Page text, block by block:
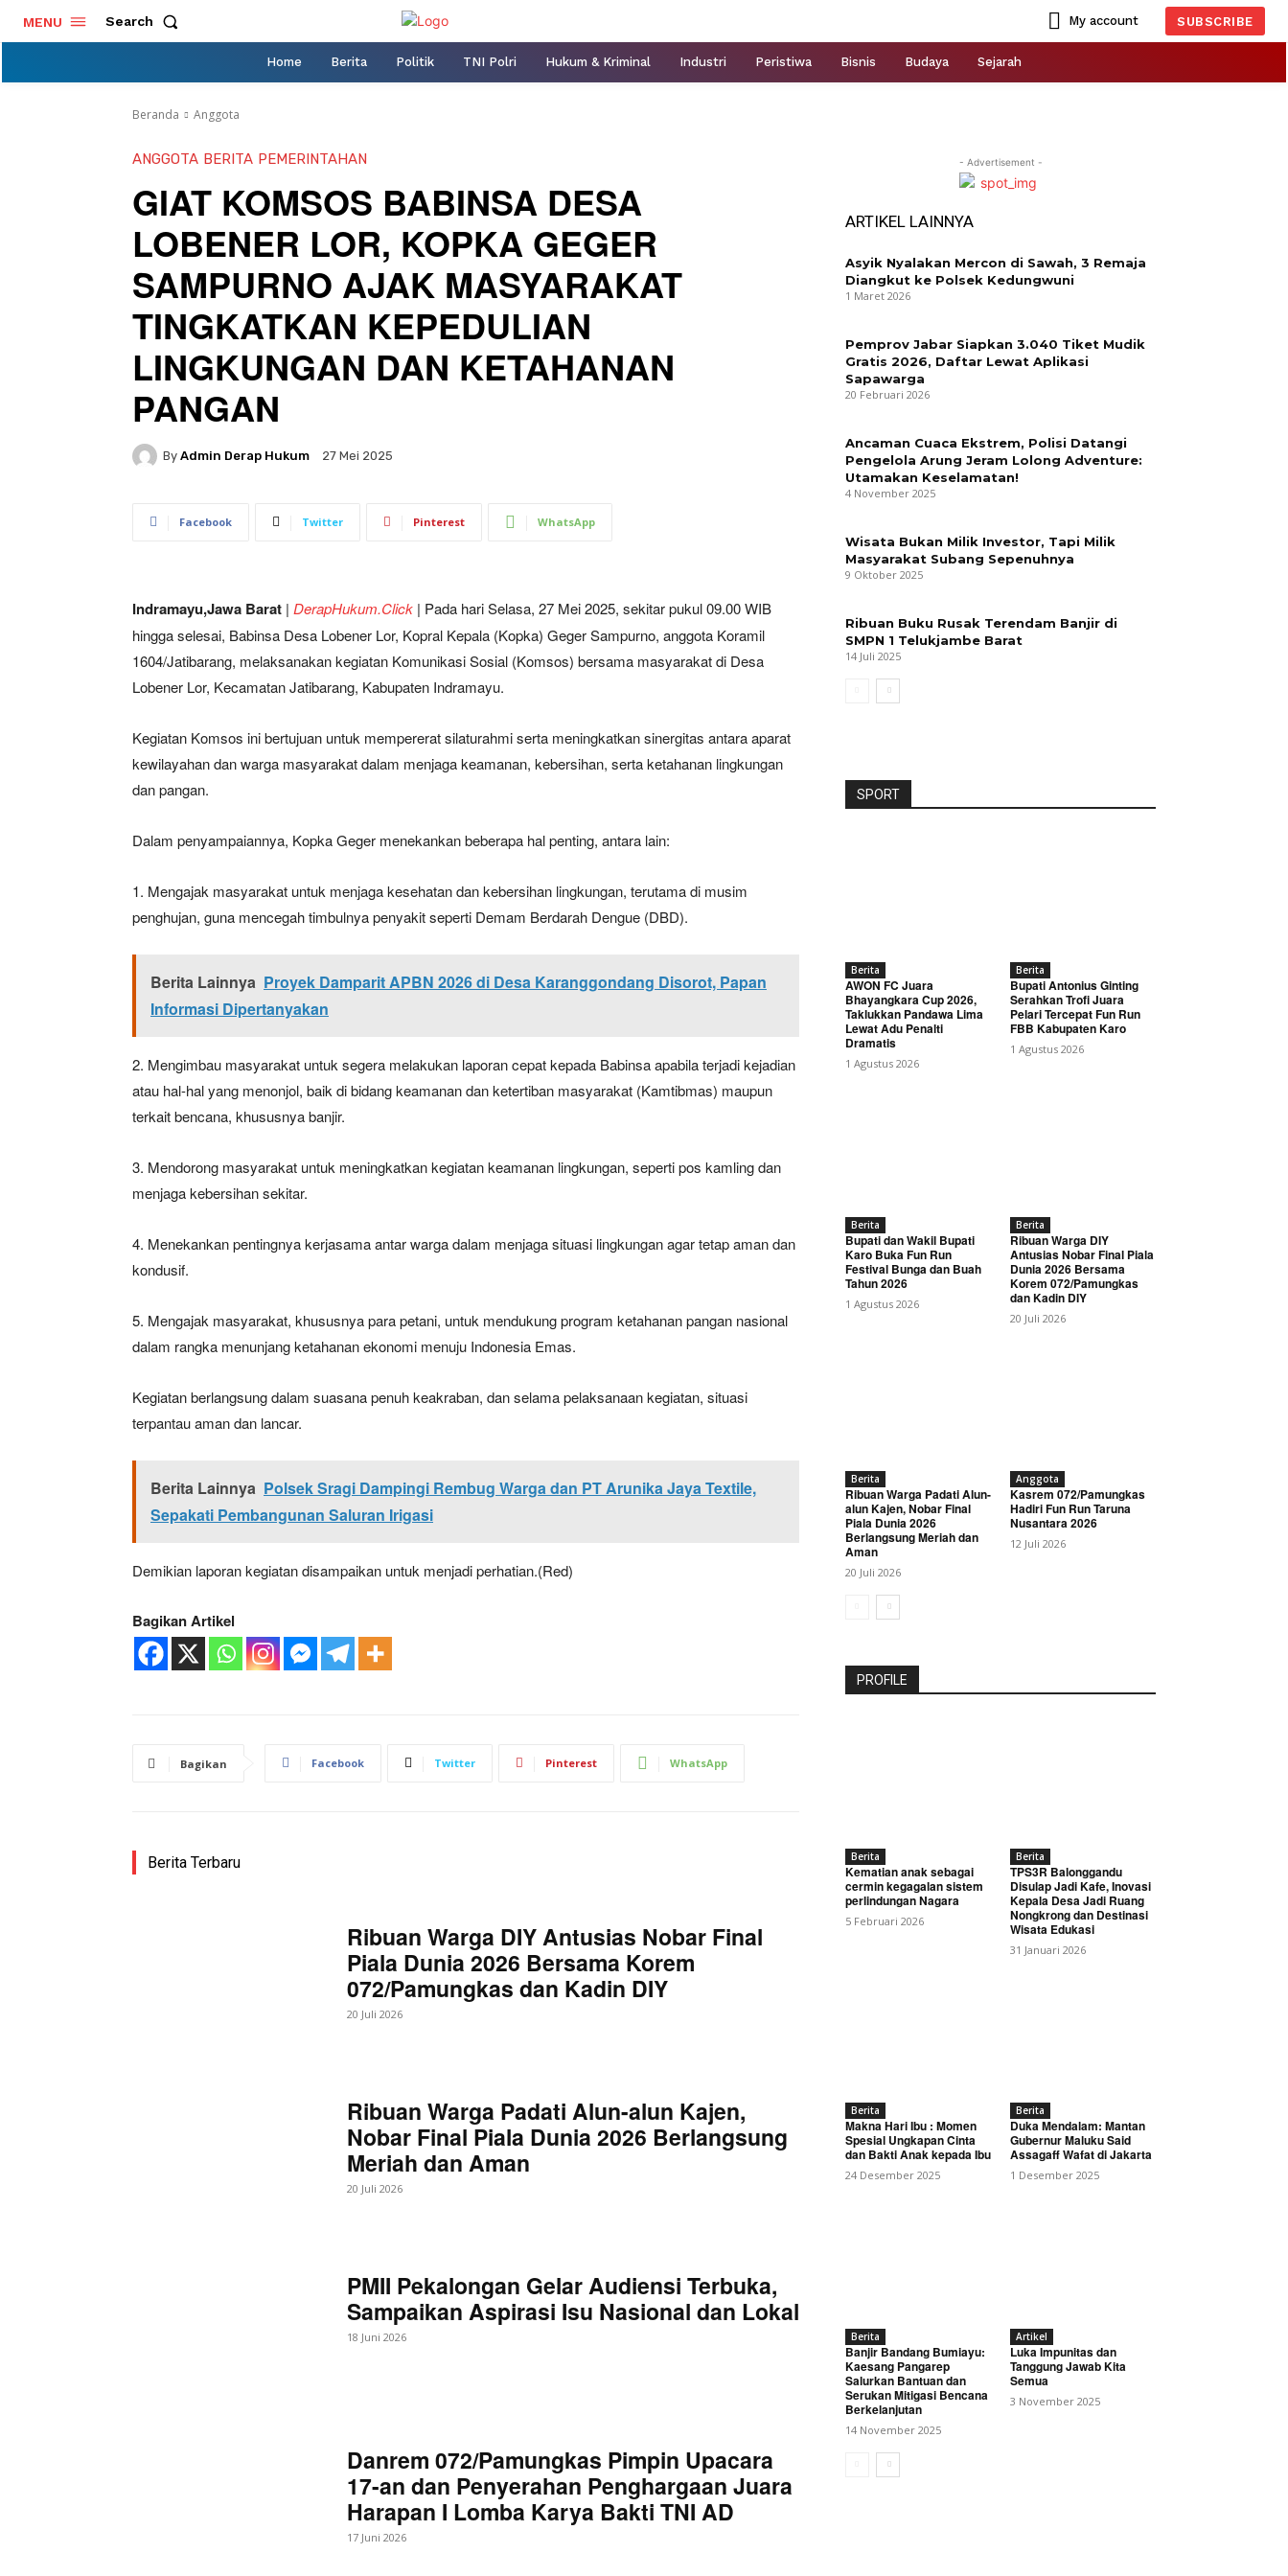
MENU Search My account SUBSCRIBE
Home Berita Politik TNI Polri Hukum & Kriminal Industri Peristiwa Bisnis Budaya Sejarah
Beranda Anggota
ANGGOTA BERITA PEMERINTAHAN
GIAT KOMSOS BABINSA DESA
LOBENER LOR, KOPKA GEGER
SAMPURNO AJAK MASYARAKAT
TINGKATKAN KEPEDULIAN
LINGKUNGAN DAN KETAHANAN
PANGAN
By Admin Derap Hukum 27 Mei 2025
Facebook Twitter Pinterest WhatsApp
Indramayu,Jawa Barat | DerapHukum.Click | Pada hari Selasa, 27 Mei 2025, sekitar pukul 09.00 WIB
hingga selesai, Babinsa Desa Lobener Lor, Kopral Kepala (Kopka) Geger Sampurno, anggota Koramil
1604/Jatibarang, melaksanakan kegiatan Komunikasi Sosial (Komsos) bersama masyarakat di Desa
Lobener Lor, Kecamatan Jatibarang, Kabupaten Indramayu.
Kegiatan Komsos ini bertujuan untuk mempererat silaturahmi serta meningkatkan sinergitas antara aparat
kewilayahan dan warga masyarakat dalam menjaga keamanan, kebersihan, serta ketahanan lingkungan
dan pangan.
Dalam penyampaiannya, Kopka Geger menekankan beberapa hal penting, antara lain:
1. Mengajak masyarakat untuk menjaga kesehatan dan kebersihan lingkungan, terutama di musim
penghujan, guna mencegah timbulnya penyakit seperti Demam Berdarah Dengue (DBD).
Berita Lainnya Proyek Damparit APBN 2026 di Desa Karanggondang Disorot, Papan
Informasi Dipertanyakan
2. Mengimbau masyarakat untuk segera melakukan laporan cepat kepada Babinsa apabila terjadi kejadian
atau hal-hal yang menonjol, baik di bidang keamanan dan ketertiban masyarakat (Kamtibmas) maupun
terkait bencana, khususnya banjir.
3. Mendorong masyarakat untuk meningkatkan kegiatan keamanan lingkungan, seperti pos kamling dan
menjaga kebersihan sekitar.
4. Menekankan pentingnya kerjasama antar warga dalam menjaga situasi lingkungan agar tetap aman dan
kondusif.
5. Mengajak masyarakat, khususnya para petani, untuk mendukung program ketahanan pangan nasional
dalam rangka menunjang ketahanan ekonomi menuju Indonesia Emas.
Kegiatan berlangsung dalam suasana penuh keakraban, dan selama pelaksanaan kegiatan, situasi
terpantau aman dan lancar.
Berita Lainnya Polsek Sragi Dampingi Rembug Warga dan PT Arunika Jaya Textile,
Sepakati Pembangunan Saluran Irigasi
Demikian laporan kegiatan disampaikan untuk menjadi perhatian.(Red)
Bagikan Artikel
Bagikan Facebook Twitter Pinterest WhatsApp
Berita Terbaru
Ribuan Warga DIY Antusias Nobar Final
Piala Dunia 2026 Bersama Korem
072/Pamungkas dan Kadin DIY
20 Juli 2026
Ribuan Warga Padati Alun-alun Kajen,
Nobar Final Piala Dunia 2026 Berlangsung
Meriah dan Aman
20 Juli 2026
PMII Pekalongan Gelar Audiensi Terbuka,
Sampaikan Aspirasi Isu Nasional dan Lokal
18 Juni 2026
Danrem 072/Pamungkas Pimpin Upacara
17-an dan Penyerahan Penghargaan Juara
Harapan I Lomba Karya Bakti TNI AD
17 Juni 2026
- Advertisement -
ARTIKEL LAINNYA
Asyik Nyalakan Mercon di Sawah, 3 Remaja
Diangkut ke Polsek Kedungwuni
1 Maret 2026
Pemprov Jabar Siapkan 3.040 Tiket Mudik
Gratis 2026, Daftar Lewat Aplikasi
Sapawarga
20 Februari 2026
Ancaman Cuaca Ekstrem, Polisi Datangi
Pengelola Arung Jeram Lolong Adventure:
Utamakan Keselamatan!
4 November 2025
Wisata Bukan Milik Investor, Tapi Milik
Masyarakat Subang Sepenuhnya
9 Oktober 2025
Ribuan Buku Rusak Terendam Banjir di
SMPN 1 Telukjambe Barat
14 Juli 2025
SPORT
Berita
AWON FC Juara
Bhayangkara Cup 2026,
Taklukkan Pandawa Lima
Lewat Adu Penalti
Dramatis
1 Agustus 2026
Berita
Bupati Antonius Ginting
Serahkan Trofi Juara
Pelari Tercepat Fun Run
FBB Kabupaten Karo
1 Agustus 2026
Berita
Bupati dan Wakil Bupati
Karo Buka Fun Run
Festival Bunga dan Buah
Tahun 2026
1 Agustus 2026
Berita
Ribuan Warga DIY
Antusias Nobar Final Piala
Dunia 2026 Bersama
Korem 072/Pamungkas
dan Kadin DIY
20 Juli 2026
Berita
Ribuan Warga Padati Alun-
alun Kajen, Nobar Final
Piala Dunia 2026
Berlangsung Meriah dan
Aman
20 Juli 2026
Anggota
Kasrem 072/Pamungkas
Hadiri Fun Run Taruna
Nusantara 2026
12 Juli 2026
PROFILE
Berita
Kematian anak sebagai
cermin kegagalan sistem
perlindungan Nagara
5 Februari 2026
Berita
TPS3R Balonggandu
Disulap Jadi Kafe, Inovasi
Kepala Desa Jadi Ruang
Nongkrong dan Destinasi
Wisata Edukasi
31 Januari 2026
Berita
Makna Hari Ibu : Momen
Spesial Ungkapan Cinta
dan Bakti Anak kepada Ibu
24 Desember 2025
Berita
Duka Mendalam: Mantan
Gubernur Maluku Said
Assagaff Wafat di Jakarta
1 Desember 2025
Berita
Banjir Bandang Bumiayu:
Kaesang Pangarep
Salurkan Bantuan dan
Serukan Mitigasi Bencana
Berkelanjutan
14 November 2025
Artikel
Luka Impunitas dan
Tanggung Jawab Kita
Semua
3 November 2025